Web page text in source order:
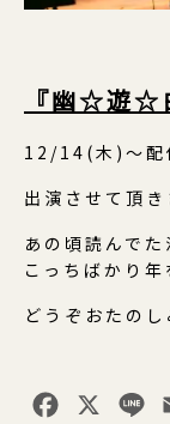
『幽☆遊☆
12/14(木)〜
出演させて頂き
あの頃読んで
こっちばかり
どうぞおたのし
Facebook